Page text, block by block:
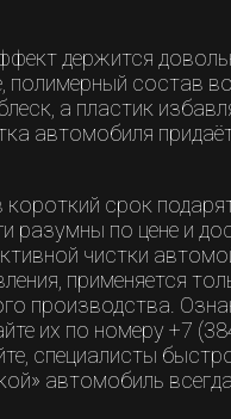
держится
полимерный состав
а пластик
автомобиля
срок
разумны по цене и
чистки
применяется
производства.
их по номеру +7
специалисты
автомобиль